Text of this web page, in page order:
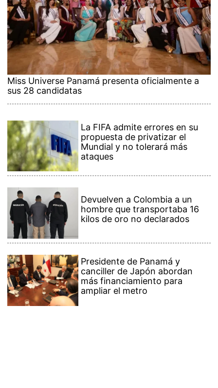
Miss Universe Panamá presenta oficialmente a
sus 28 candidatas
La FIFA admite errores en su
propuesta de privatizar el
Mundial y no tolerará más
ataques
Devuelven a Colombia a un
hombre que transportaba 16
kilos de oro no declarados
Presidente de Panamá y
canciller de Japón abordan
más financiamiento para
ampliar el metro